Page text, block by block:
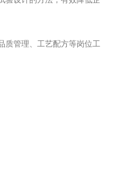
质管理、工艺配方等岗位工